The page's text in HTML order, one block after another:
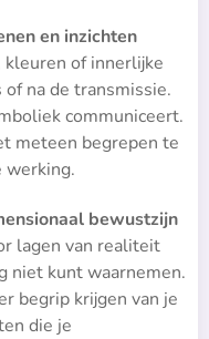
en inzichten
kleuren of innerlijke
na de transmissie.
communiceert.
meteen begrepen te
werking.
bewustzijn
lagen van realiteit
niet kunt waarnemen.
begrip krijgen van je
die je